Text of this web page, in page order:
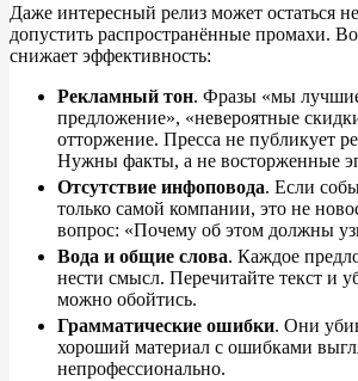
Даже интересный релиз может остаться
допустить распространённые промахи.
снижает эффективность:
Рекламный тон. Фразы «мы
предложение», «невероятные
отторжение. Пресса не публикует
Нужны факты, а не восторженные
Отсутствие инфоповода. Если
только самой компании, это не
вопрос: «Почему об этом должны
Вода и общие слова. Каждое
нести смысл. Перечитайте текст и
можно обойтись.
Грамматические ошибки. Они
хороший материал с ошибками
непрофессионально.